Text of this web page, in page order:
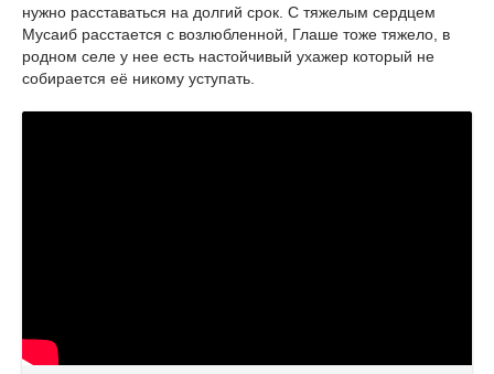
нужно расставаться на долгий срок. С тяжелым сердцем
Мусаиб расстается с возлюбленной, Глаше тоже тяжело, в
родном селе у нее есть настойчивый ухажер который не
собирается её никому уступать.